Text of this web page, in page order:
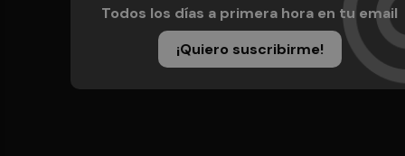
Todos los días a primera hora en tu email
¡Quiero suscribirme!